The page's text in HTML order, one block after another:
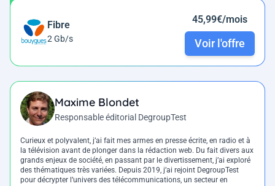
Fibre
2 Gb/s
45,99€/mois
Voir l'offre
Maxime Blondet
Responsable éditorial DegroupTest
Curieux et polyvalent, j’ai fait mes armes en presse écrite, en radio et à
la télévision avant de plonger dans la rédaction web. Du fait divers aux
grands enjeux de société, en passant par le divertissement, j’ai exploré
des thématiques très variées. Depuis 2019, j’ai rejoint DegroupTest
pour décrypter l’univers des télécommunications, un secteur en